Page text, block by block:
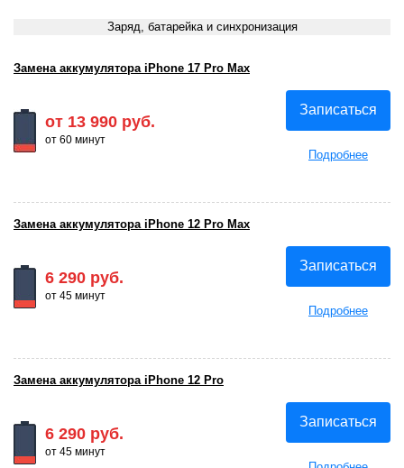
Заряд, батарейка и синхронизация
от 13 990 руб.
от 60 минут
Записаться
Подробнее
Замена аккумулятора iPhone 17 Pro Max
6 290 руб.
от 45 минут
Записаться
Подробнее
Замена аккумулятора iPhone 12 Pro Max
6 290 руб.
от 45 минут
Записаться
Замена аккумулятора iPhone 12 Pro